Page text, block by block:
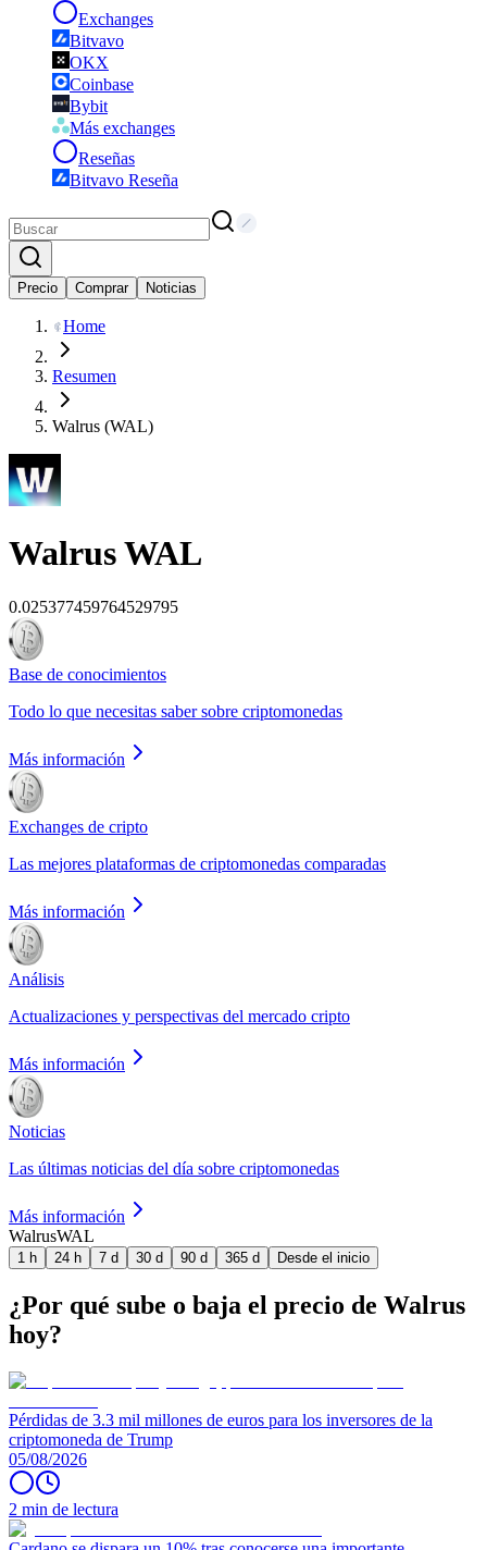
Exchanges
Bitvavo
OKX
Coinbase
Bybit
Más exchanges
Reseñas
Bitvavo Reseña
Precio Comprar Noticias
Home
Resumen
Walrus (WAL)
WalrusWAL
0.025377459764529795
Base de conocimientos
Todo lo que necesitas saber sobre criptomonedas
Más información
Exchanges de cripto
Las mejores plataformas de criptomonedas comparadas
Más información
Análisis
Actualizaciones y perspectivas del mercado cripto
Más información
Noticias
Las últimas noticias del día sobre criptomonedas
Más información
WalrusWAL
1 h 24 h 7 d 30 d 90 d 365 d Desde el inicio
¿Por qué sube o baja el precio de Walrus
hoy?
Pérdidas de 3.3 mil millones de euros para los inversores de la
criptomoneda de Trump
05/08/2026
2 min de lectura